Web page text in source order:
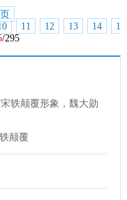
11 12 13 14
15
/295
颠覆